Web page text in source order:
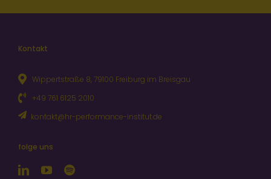
Kontakt
Wippertstraße 8, 79100 Freiburg im Breisgau
+49 761 6125 2010
kontakt@hr-performance-institut.de
folge uns